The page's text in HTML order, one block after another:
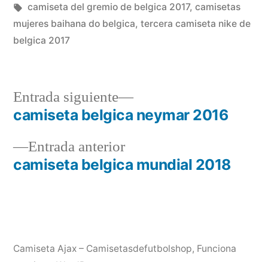
en
Etiquetas:
camiseta del gremio de belgica 2017, camisetas
mujeres baihana do belgica, tercera camiseta nike de
belgica 2017
Navegación
deEntrada anteriorEntrada
anterior:
camiseta belgica mundial 2018
Entrada siguiente
Entrada
siguiente:
camiseta belgica neymar 2016
Camiseta Ajax – Camisetasdefutbolshop, Funciona